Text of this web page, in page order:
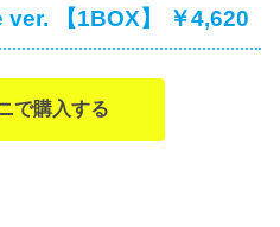
ver. 【1BOX】 ￥4,620
で購入する